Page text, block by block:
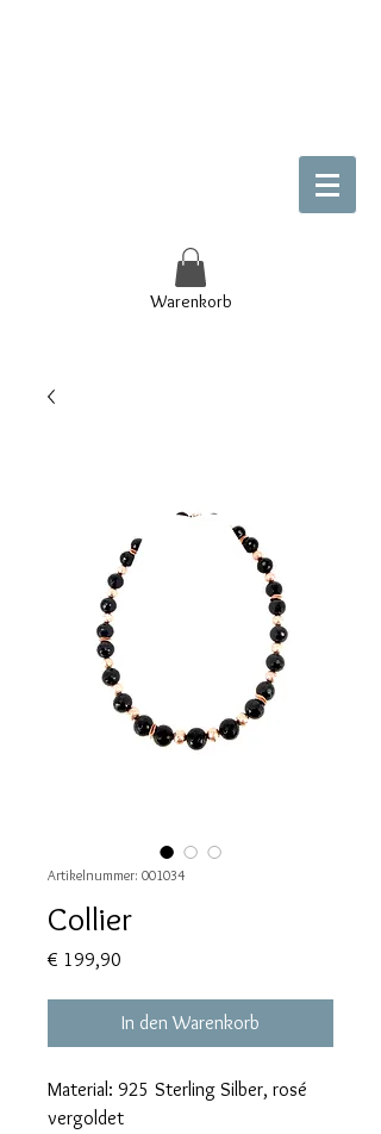
Warenkorb
Artikelnummer: 001034
Collier
€ 199,90
In den Warenkorb
Material: 925 Sterling Silber, rosé
vergoldet